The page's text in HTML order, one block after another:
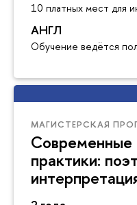
10 платных мест для
АНГЛ
Обучение ведётся
МАГИСТЕРСКАЯ
Современные
практики: